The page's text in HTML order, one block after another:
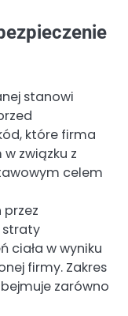
stanowi
które firma
związku z
celem
przez
straty
ciała w wyniku
firmy. Zakres
zarówno